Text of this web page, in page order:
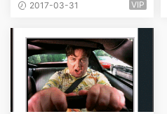
2017-03-31 VIP